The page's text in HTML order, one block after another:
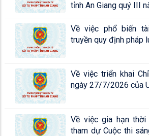
tỉnh An Giang quý III
Về việc phổ biến
truyền quy định pháp
Về việc triển khai
ngày 27/7/2026 của
Về việc gia hạn thời
tham dự Cuộc thi